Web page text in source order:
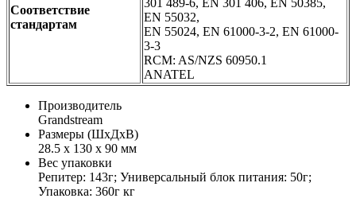
Соответствие
стандартам
301 489-6, EN 301 406, EN 50385,
EN 55032,
EN 55024, EN 61000-3-2, EN 61000-
3-3
RCM: AS/NZS 60950.1
ANATEL
Производитель
Grandstream
Размеры (ШxДxВ)
28.5 x 130 x 90 мм
Вес упаковки
Репитер: 143г; Универсальный блок питания: 50г;
Упаковка: 360г кг